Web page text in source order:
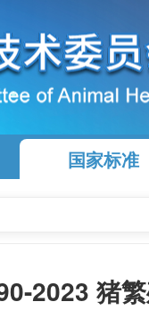
国家标准
2023 猪